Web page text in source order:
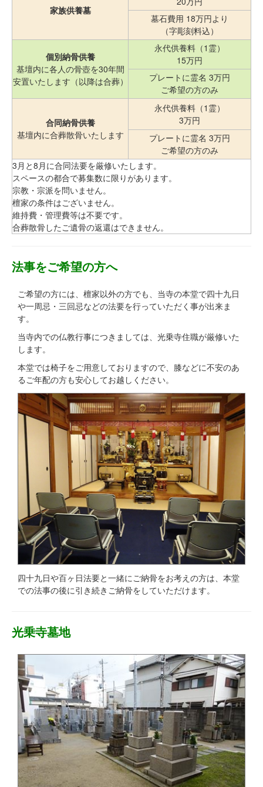
家族供養墓
墓石費用 18万円より
（字彫刻料込）
個別納骨供養
基壇内に各人の骨壺を30年間
安置いたします（以降は合葬）
永代供養料（1霊）
15万円
プレートに霊名 3万円
ご希望の方のみ
合同納骨供養
基壇内に合葬散骨いたします
永代供養料（1霊）
3万円
プレートに霊名 3万円
ご希望の方のみ
3月と8月に合同法要を厳修いたします。
スペースの都合で募集数に限りがあります。
宗教・宗派を問いません。
檀家の条件はございません。
維持費・管理費等は不要です。
合葬散骨したご遺骨の返還はできません。
法事をご希望の方へ
ご希望の方には、檀家以外の方でも、当寺の本堂で四十九日
や一周忌・三回忌などの法要を行っていただく事が出来ま
す。
当寺内での仏教行事につきましては、光乗寺住職が厳修いた
します。
本堂では椅子をご用意しておりますので、膝などに不安のあ
るご年配の方も安心してお越しください。
四十九日や百ヶ日法要と一緒にご納骨をお考えの方は、本堂
での法事の後に引き続きご納骨をしていただけます。
光乗寺墓地